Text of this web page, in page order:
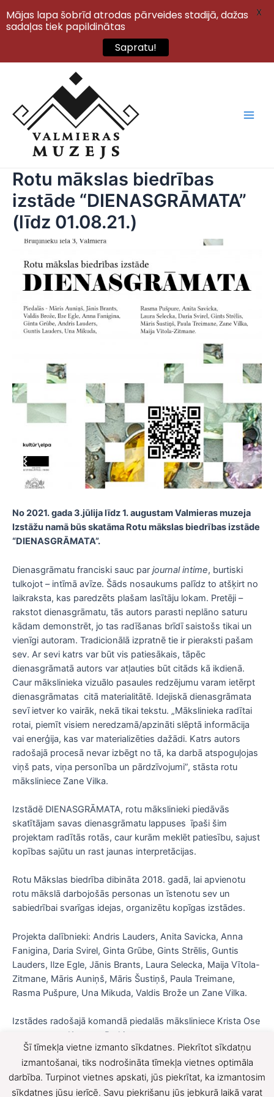
Rotu mākslas biedrības
izstāde “DIENASGRĀMATA”
(līdz 01.08.21.)
No 2021. gada 3.jūlija līdz 1. augustam Valmieras muzeja
Izstāžu namā būs skatāma Rotu mākslas biedrības izstāde
“DIENASGRĀMATA”.
Dienasgrāmatu franciski sauc par journal intime, burtiski
tulkojot – intīmā avīze. Šāds nosaukums palīdz to atšķirt no
laikraksta, kas paredzēts plašam lasītāju lokam. Pretēji –
rakstot dienasgrāmatu, tās autors parasti neplāno saturu
kādam demonstrēt, jo tas radīšanas brīdī saistošs tikai un
vienīgi autoram. Tradicionālā izpratnē tie ir pieraksti pašam
sev. Ar sevi katrs var būt vis patiesākais, tāpēc
dienasgrāmatā autors var atļauties būt citāds kā ikdienā.
Caur mākslinieka vizuālo pasaules redzējumu varam ietērpt
dienasgrāmatas citā materialitātē. Idejiskā dienasgrāmata
sevī ietver ko vairāk, nekā tikai tekstu. „Mākslinieka radītai
rotai, piemīt visiem neredzamā/apzināti slēptā informācija
vai enerģija, kas var materializēties dažādi. Katrs autors
radošajā procesā nevar izbēgt no tā, ka darbā atspoguļojas
viņš pats, viņa personība un pārdzīvojumi”, stāsta rotu
māksliniece Zane Vilka.
Izstādē DIENASGRĀMATA, rotu mākslinieki piedāvās
skatītājam savas dienasgrāmatu lappuses īpaši šim
projektam radītās rotās, caur kurām meklēt patiesību, sajust
kopības sajūtu un rast jaunas interpretācijas.
Rotu Mākslas biedrība dibināta 2018. gadā, lai apvienotu
rotu mākslā darbojošās personas un īstenotu sev un
sabiedrībai svarīgas idejas, organizētu kopīgas izstādes.
Projekta dalībnieki: Andris Lauders, Anita Savicka, Anna
Fanigina, Daria Svirel, Ginta Grūbe, Gints Strēlis, Guntis
Lauders, Ilze Egle, Jānis Brants, Laura Selecka, Maija Vītola-
Zitmane, Māris Auniņš, Māris Šustiņš, Paula Treimane,
Rasma Pušpure, Una Mikuda, Valdis Brože un Zane Vilka.
Izstādes radošajā komandā piedalās māksliniece Krista Ose
un operators Kaspars Braķis.
F
a
X
Šī tīmekļa vietne izmanto sīkdatnes. Piekrītot sīkdatņu
izmantošanai, tiks nodrošināta tīmekļa vietnes optimāla
darbība. Turpinot vietnes apskati, jūs piekrītat, ka izmantosim
sīkdatnes jūsu ierīcē. Savu piekrišanu jūs jebkurā laikā varat
Mājas lapa šobrīd atrodas pārveides stadijā, dažas
sadaļas tiek papildinātas
Sapratu!
X